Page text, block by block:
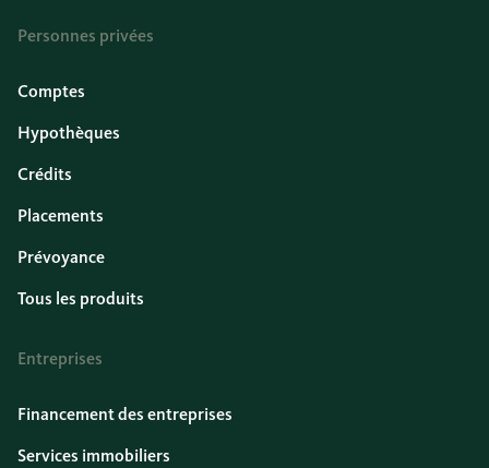
Personnes privées
Comptes
Hypothèques
Crédits
Placements
Prévoyance
Tous les produits
Entreprises
Financement des entreprises
Services immobiliers